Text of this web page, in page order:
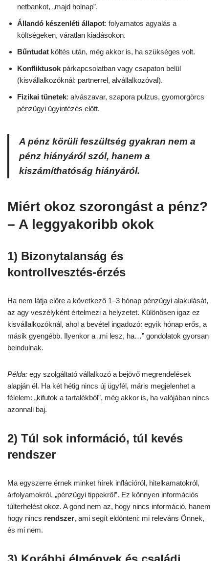
netbankot, „majd holnap”.
Állandó készenléti állapot: folyamatos agyalás a
költségeken, váratlan kiadásokon.
Bűntudat költés után, még akkor is, ha szükséges volt.
Konfliktusok párkapcsolatban vagy csapaton belül
(kisvállalkozóknál: partnerrel, alvállalkozóval).
Fizikai tünetek: alvászavar, szapora pulzus, gyomorgörcs
pénzügyi ügyintézés előtt.
A pénz körüli feszültség gyakran nem a
pénz hiányáról szól, hanem a
kiszámíthatóság hiányáról.
Miért okoz szorongást a pénz?
– A leggyakoribb okok
1) Bizonytalanság és
kontrollvesztés-érzés
Ha nem látja előre a következő 1–3 hónap pénzügyi alakulását,
az agy veszélyként értelmezi a helyzetet. Különösen igaz ez
kisvállalkozóknál, ahol a bevétel ingadozó: egyik hónap erős, a
másik gyengébb. Ilyenkor a „mi lesz, ha…” gondolatok gyorsan
beindulnak.
Példa: egy szolgáltató vállalkozó a bejövő megrendelések
alapján él. Ha két hétig nincs új ügyfél, máris megjelenhet a
félelem: „kifutok a tartalékból”, még akkor is, ha valójában nincs
azonnali baj.
2) Túl sok információ, túl kevés
rendszer
Ma egyszerre érnek minket hírek inflációról, hitelkamatokról,
árfolyamokról, „pénzügyi tippekről”. Ez könnyen információs
túlterhelést okoz. A gond nem az, hogy nincs információ, hanem
hogy nincs rendszer, ami segít eldönteni: mi releváns Önnek,
és mi nem.